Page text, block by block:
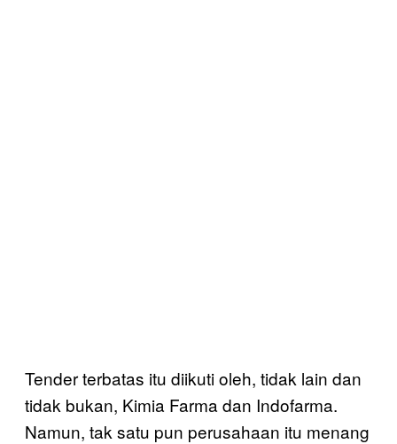
Tender terbatas itu diikuti oleh, tidak lain dan
tidak bukan, Kimia Farma dan Indofarma.
Namun, tak satu pun perusahaan itu menang